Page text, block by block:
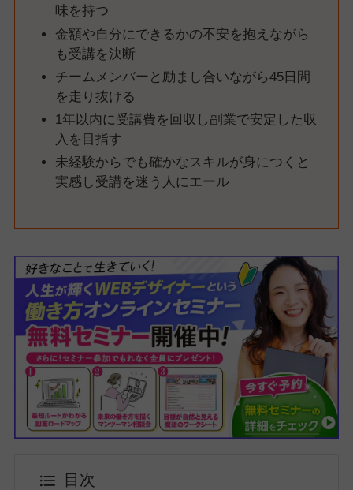
味を持つ
金額や自分にできるかの不安を抱えながら
も受講を決断
チームメンバーと励まし合いながら45日間
を走り抜ける
1年以内に受講費を回収し副業で安定した収
入を目指す
未経験からでも確かなスキルが身につくと
実感し受講を迷う人にエール
目次